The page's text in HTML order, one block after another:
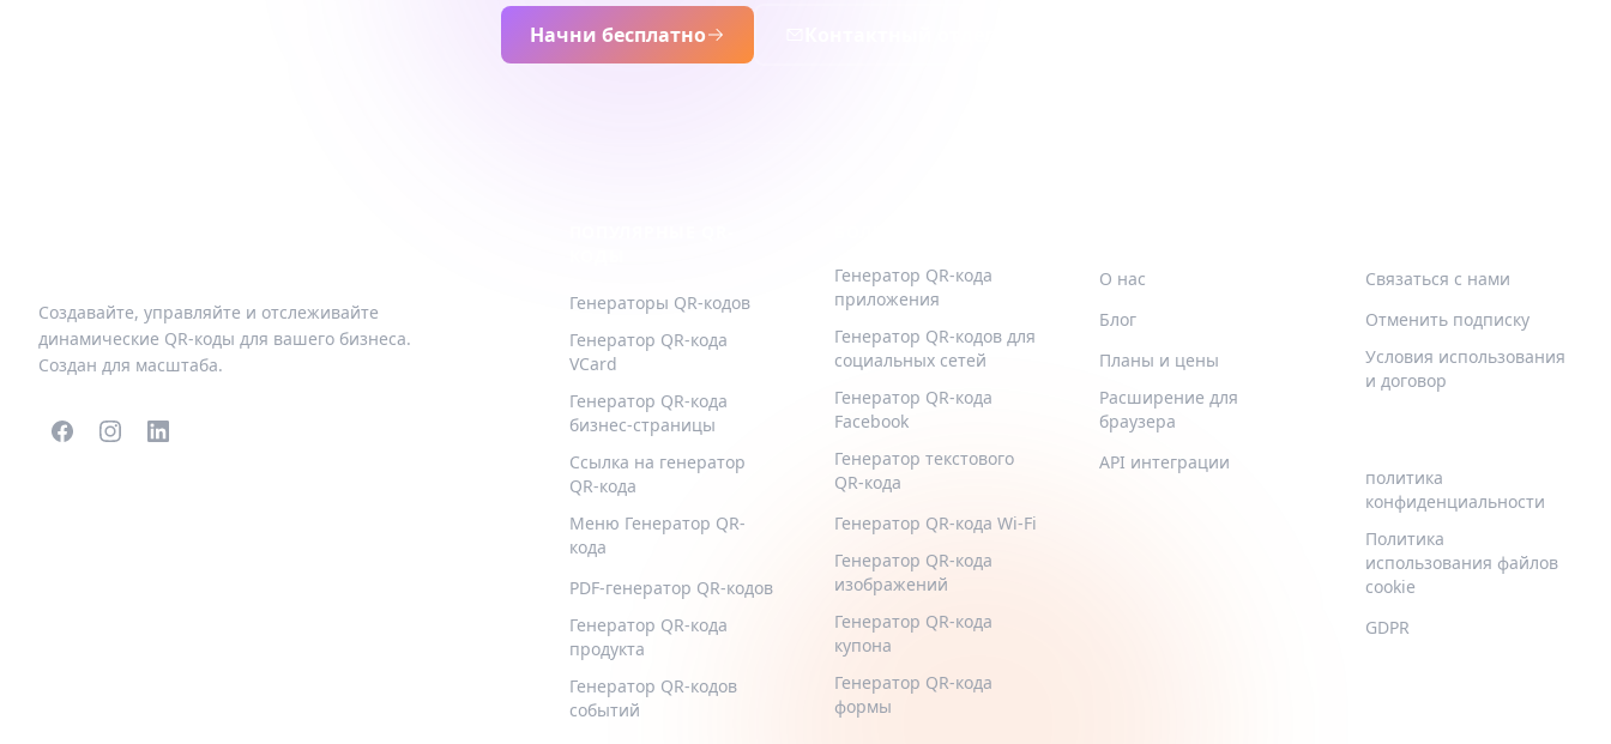
Начни бесплатно
Создавайте, управляйте и отслеживайте
динамические QR-коды для вашего бизнеса.
Создан для масштаба.
Генераторы QR-кодов
Генератор QR-кода
VCard
Генератор QR-кода
бизнес-страницы
Ссылка на генератор
QR-кода
Меню Генератор QR-
кода
PDF-генератор QR-кодов
Генератор QR-кода
продукта
Генератор QR-кодов
событий
Генератор QR-кода
приложения
Генератор QR-кодов для
социальных сетей
Генератор QR-кода
Facebook
Генератор текстового
QR-кода
Генератор QR-кода Wi-Fi
Генератор QR-кода
изображений
Генератор QR-кода
купона
Генератор QR-кода
формы
О нас
Блог
Планы и цены
Расширение для
браузера
API интеграции
Связаться с нами
Отменить подписку
Условия использования
и договор
политика
конфиденциальности
Политика
использования файлов
cookie
GDPR